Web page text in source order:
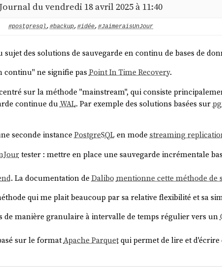
Journal du vendredi 18 avril 2025 à 11:40
#postgresql, #backup, #idée, #JaimeraisUnJour
sujet des solutions de sauvegarde en continu de bases de
continu" ne signifie pas Point In Time Recovery.
sur la méthode "mainstream", qui consiste
continue du WAL. Par exemple des solutions basées sur
seconde instance PostgreSQLen mode streaming
tester : mettre en place une sauvegarde incrémentale
. La documentation de Dalibo mentionne cette méthode de
qui me plait beaucoup par sa relative flexibilité et sa
de manière granulaire à intervalle de temps régulier vers un
sur le formatApache Parquetqui permet de lire et d'écrire